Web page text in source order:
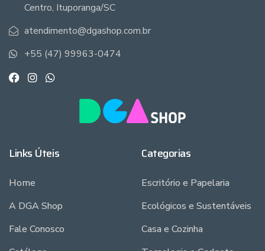
Centro, Ituporanga/SC
atendimento@dgashop.com.br
+55 (47) 99963-0474
Links Úteis
Home
A DGA Shop
Fale Conosco
Categorias
Escritório e Papelaria
Ecológicos e Sustentáveis
Casa e Cozinha